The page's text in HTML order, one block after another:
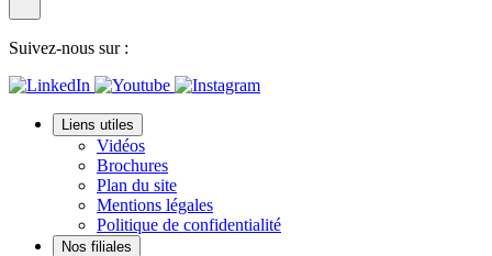
Suivez-nous sur :
Liens utiles
Vidéos
Brochures
Plan du site
Mentions légales
Politique de confidentialité
Nos filiales